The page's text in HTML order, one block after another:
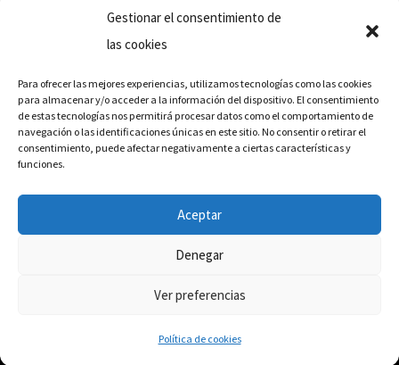
Gestionar el consentimiento de
las cookies
Para ofrecer las mejores experiencias, utilizamos tecnologías como las cookies
para almacenar y/o acceder a la información del dispositivo. El consentimiento
de estas tecnologías nos permitirá procesar datos como el comportamiento de
navegación o las identificaciones únicas en este sitio. No consentir o retirar el
consentimiento, puede afectar negativamente a ciertas características y
funciones.
Aceptar
Denegar
Ver preferencias
Política de cookies
+52 811.499.5638
RED DE DISTRIBUCIÓN